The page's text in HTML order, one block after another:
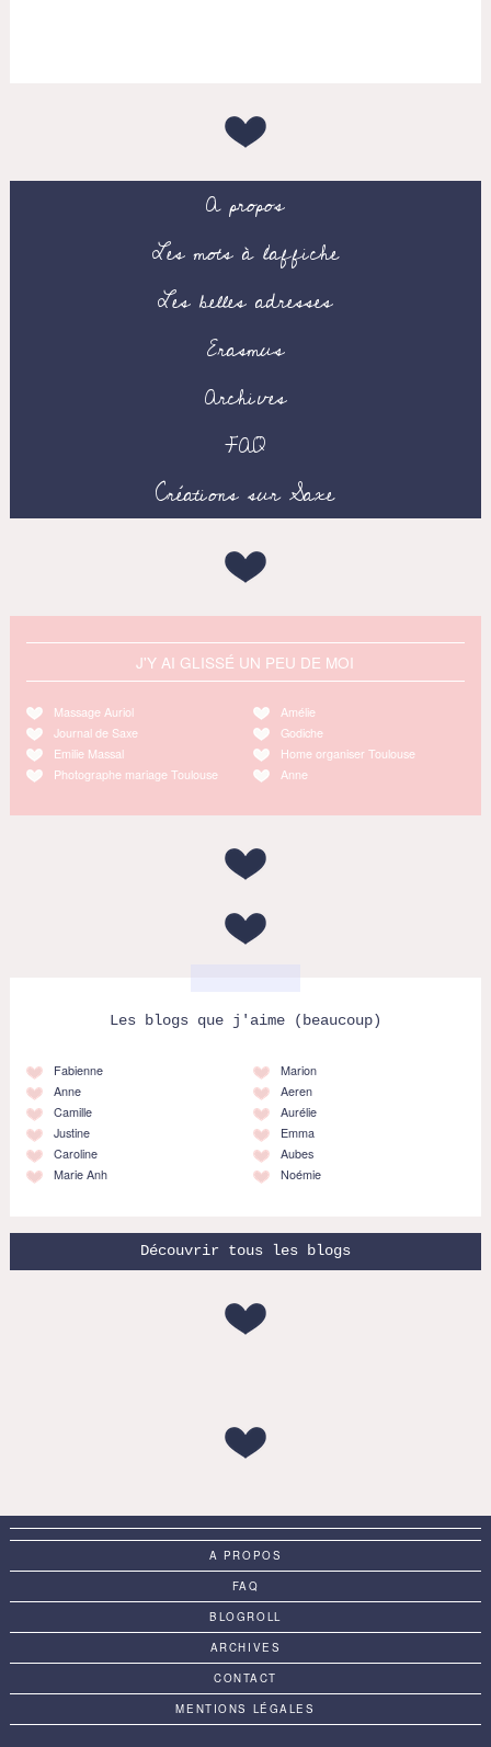
A propos
Les mots à l’affiche
Les belles adresses
Erasmus
Archives
FAQ
Créations sur Saxe
J'Y AI GLISSÉ UN PEU DE MOI
Massage Auriol
Journal de Saxe
Emilie Massal
Photographe mariage Toulouse
Amélie
Godiche
Home organiser Toulouse
Anne
Les blogs que j'aime (beaucoup)
Fabienne
Anne
Camille
Justine
Caroline
Marie Anh
Marion
Aeren
Aurélie
Emma
Aubes
Noémie
Découvrir tous les blogs
A PROPOS
FAQ
BLOGROLL
ARCHIVES
CONTACT
MENTIONS LÉGALES